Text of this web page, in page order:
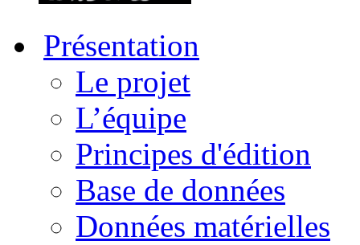
Présentation
Le projet
L’équipe
Principes d'édition
Base de données
Données matérielles